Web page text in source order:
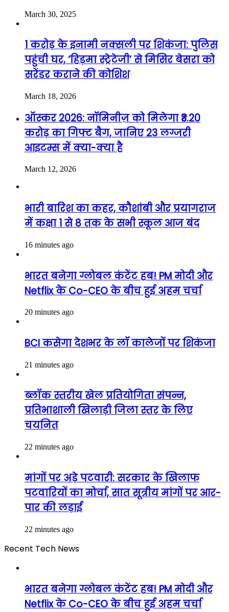
March 30, 2025
1 करोड़ के इनामी नक्सली पर शिकंजा: पुलिस
पहुंची घर, ‘हिड़मा स्ट्रेटेजी’ से मिसिर बेसरा को
सरेंडर कराने की कोशिश
March 18, 2026
ऑस्कर 2026: नॉमिनीज़ को मिलेगा ₹3.20
करोड़ का गिफ्ट बैग, जानिए 23 लग्जरी
आइटम्स में क्या-क्या है
March 12, 2026
भारी बारिश का कहर, कौशांबी और प्रयागराज
में कक्षा 1 से 8 तक के सभी स्कूल आज बंद
16 minutes ago
भारत बनेगा ग्लोबल कंटेंट हब! PM मोदी और
Netflix के Co-CEO के बीच हुई अहम चर्चा
20 minutes ago
BCI कसेगा देशभर के लॉ कालेजों पर शिकंजा
21 minutes ago
ब्लॉक स्तरीय खेल प्रतियोगिता संपन्न,
प्रतिभाशाली खिलाड़ी जिला स्तर के लिए
चयनित
22 minutes ago
मांगों पर अड़े पटवारी: सरकार के खिलाफ
पटवारियों का मोर्चा, सात सूत्रीय मांगों पर आर-
पार की लड़ाई
22 minutes ago
Recent Tech News
भारत बनेगा ग्लोबल कंटेंट हब! PM मोदी और
Netflix के Co-CEO के बीच हुई अहम चर्चा